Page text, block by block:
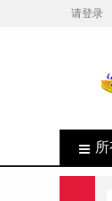
请登录